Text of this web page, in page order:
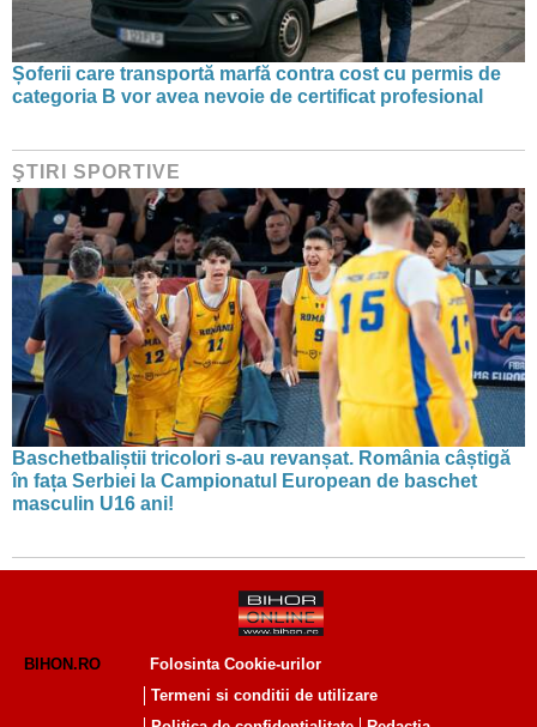
Șoferii care transportă marfă contra cost cu permis de
categoria B vor avea nevoie de certificat profesional
ŞTIRI SPORTIVE
Baschetbaliștii tricolori s-au revanșat. România câștigă
în fața Serbiei la Campionatul European de baschet
masculin U16 ani!
BIHON.RO
Folosinta Cookie-urilor
Termeni si conditii de utilizare